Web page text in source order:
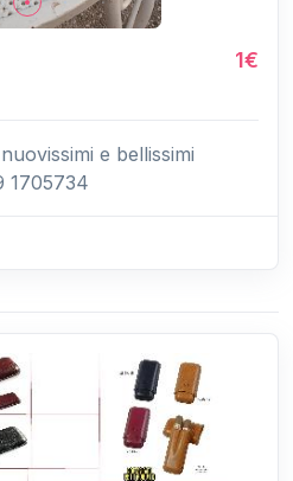
1€
e bellissimi
1705734